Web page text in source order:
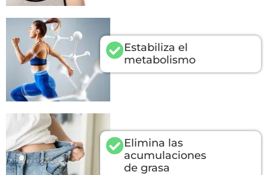
Estabiliza el
metabolismo
Elimina las
acumulaciones
de grasa